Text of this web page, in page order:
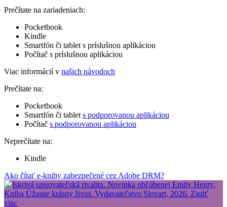
Prečítate na zariadeniach:
Pocketbook
Kindle
Smartfón či tablet s príslušnou aplikáciou
Počítač s príslušnou aplikáciou
Viac informácií v našich návodoch
Prečítate na:
Pocketbook
Smartfón či tablet s podporovanou aplikáciou
Počítač s podporovanou aplikáciou
Neprečítate na:
Kindle
Ako čítať e-knihy zabezpečené cez Adobe DRM?